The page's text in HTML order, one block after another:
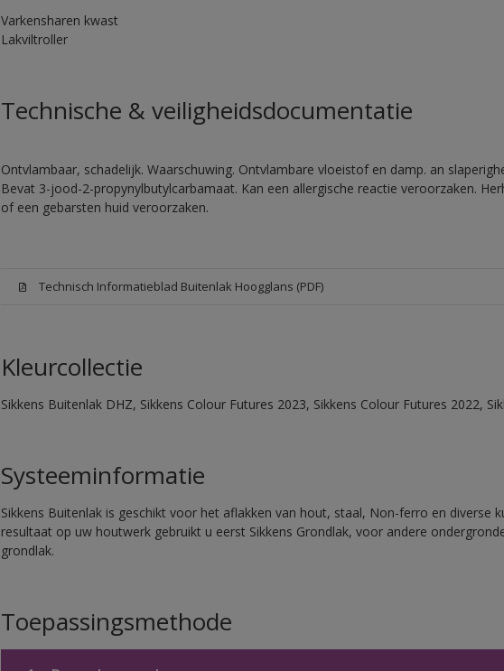
Varkensharen kwast
Lakviltroller
Technische & veiligheidsdocumentatie
Ontvlambaar, schadelijk. Waarschuwing. Ontvlambare vloeistof en damp. an
Bevat 3-jood-2-propynylbutylcarbamaat. Kan een allergische reactie veroorzaken.
of een gebarsten huid veroorzaken.
Technisch Informatieblad Buitenlak Hoogglans (PDF)
Kleurcollectie
Sikkens Buitenlak DHZ, Sikkens Colour Futures 2023, Sikkens Colour Futures 2022,
Systeeminformatie
Sikkens Buitenlak is geschikt voor het aflakken van hout, staal, Non-ferro en diverse
resultaat op uw houtwerk gebruikt u eerst Sikkens Grondlak, voor andere
grondlak.
Toepassingsmethode